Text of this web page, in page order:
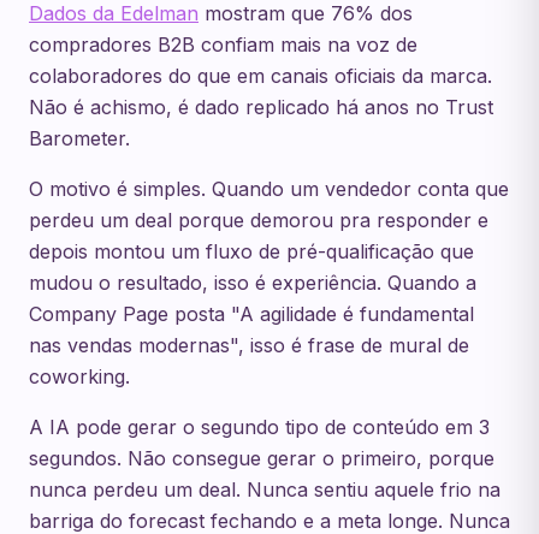
Dados da Edelman mostram que 76% dos
compradores B2B confiam mais na voz de
colaboradores do que em canais oficiais da marca.
Não é achismo, é dado replicado há anos no Trust
Barometer.
O motivo é simples. Quando um vendedor conta que
perdeu um deal porque demorou pra responder e
depois montou um fluxo de pré-qualificação que
mudou o resultado, isso é experiência. Quando a
Company Page posta "A agilidade é fundamental
nas vendas modernas", isso é frase de mural de
coworking.
A IA pode gerar o segundo tipo de conteúdo em 3
segundos. Não consegue gerar o primeiro, porque
nunca perdeu um deal. Nunca sentiu aquele frio na
barriga do forecast fechando e a meta longe. Nunca